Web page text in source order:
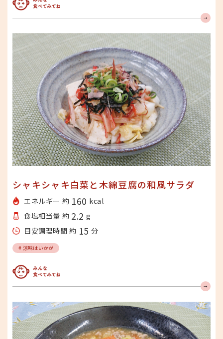
みんな食べてみてね
シャキシャキ白菜と木綿豆腐の和風サラダ
エネルギー 約 160 kcal
食塩相当量 約 2.2 g
目安調理時間 約 15 分
# 涼味はいかが
みんな食べてみてね